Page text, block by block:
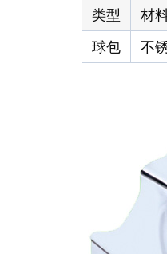
类型 材
球包
不